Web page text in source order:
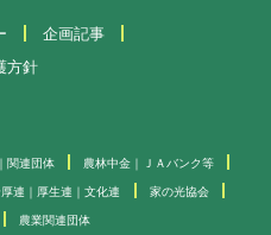
企画記事
方針
関連団体 農林中金｜ＪＡバンク等
厚連｜厚生連｜文化連 家の光協会
農業関連団体